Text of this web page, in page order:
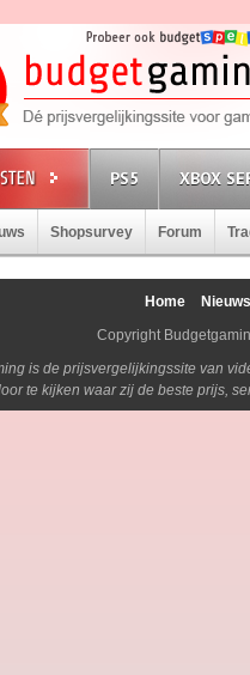
PS5 XBOX
Shopsurvey Forum
Home
Copyright
is de prijsvergelijkingssite van
te kijken waar zij de beste prijs,